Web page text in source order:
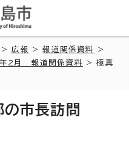
>広報 >報道関係資料
>
2月 報道関係資料
> 極真
市長訪問